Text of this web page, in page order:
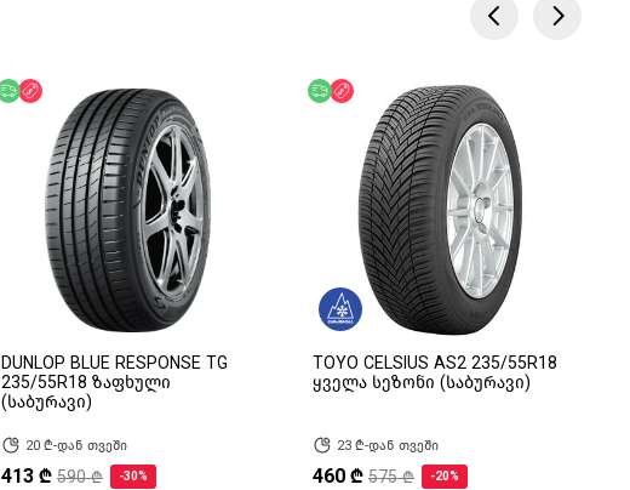
უფასო მიწოდება
ფასდაკლება
DUNLOP BLUE RESPONSE TG
235/55R18 ზაფხული
(საბურავი)
20 ₾-დან თვეში
413 ₾ 590 ₾ -30%
უფასო მიწოდება
ფასდაკლება
TOYO CELSIUS AS2 235/55R18
ყველა სეზონი (საბურავი)
23 ₾-დან თვეში
460 ₾ 575 ₾ -20%